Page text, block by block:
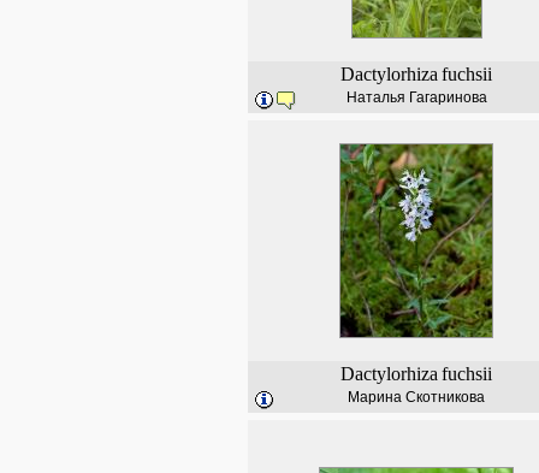
Dactylorhiza fuchsii
Наталья Гагаринова
Dactylorhiza fuchsii
Марина Скотникова